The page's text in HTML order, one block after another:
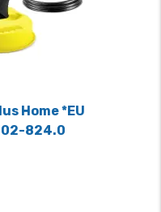
Home *EU
824.0